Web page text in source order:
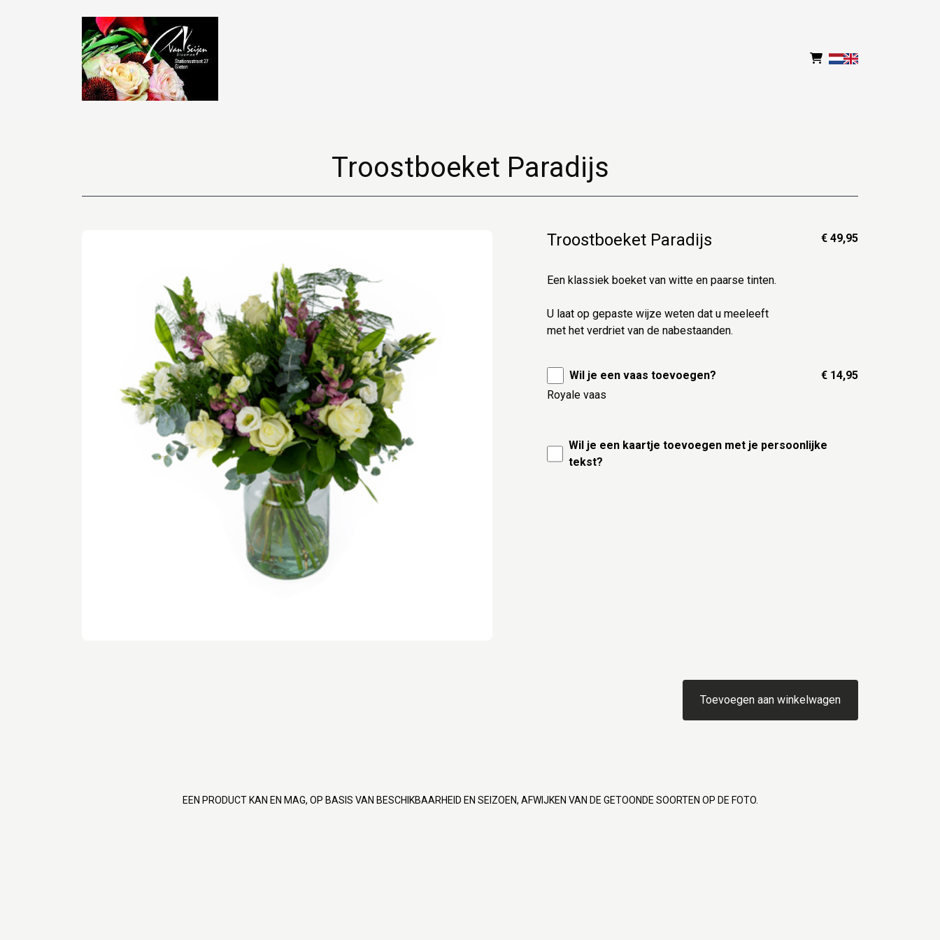
Troostboeket Paradijs
Troostboeket Paradijs
Een klassiek boeket van witte en paarse tinten.
U laat op gepaste wijze weten dat u meeleeft
met het verdriet van de nabestaanden.
€ 49,95
Wil je een vaas toevoegen?
Royale vaas
€ 14,95
Wil je een kaartje toevoegen met je persoonlijke
tekst?
Toevoegen aan winkelwagen
EEN PRODUCT KAN EN MAG, OP BASIS VAN BESCHIKBAARHEID EN SEIZOEN, AFWIJKEN VAN DE GETOONDE SOORTEN OP DE FOTO.